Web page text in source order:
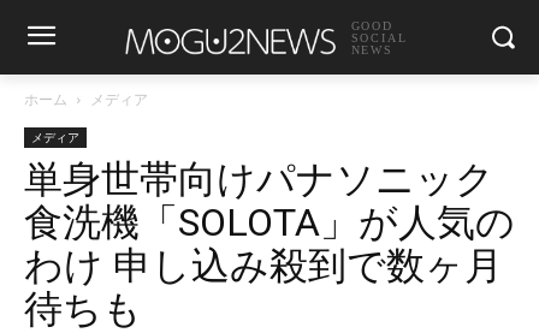
GOOD
SOCIAL
NEWS
ホーム メディア
メディア
単身世帯向けパナソニック
食洗機「SOLOTA」が人気の
わけ 申し込み殺到で数ヶ月
待ちも